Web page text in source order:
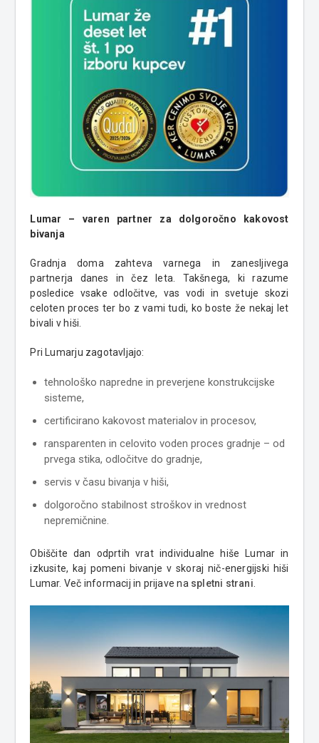
Lumar – varen partner za dolgoročno kakovost
bivanja
Gradnja doma zahteva varnega in zanesljivega
partnerja danes in čez leta. Takšnega, ki razume
posledice vsake odločitve, vas vodi in svetuje skozi
celoten proces ter bo z vami tudi, ko boste že nekaj let
bivali v hiši.
Pri Lumarju zagotavljajo:
tehnološko napredne in preverjene konstrukcijske
sisteme,
certificirano kakovost materialov in procesov,
ransparenten in celovito voden proces gradnje – od
prvega stika, odločitve do gradnje,
servis v času bivanja v hiši,
dolgoročno stabilnost stroškov in vrednost
nepremičnine.
Obiščite dan odprtih vrat individualne hiše Lumar in
izkusite, kaj pomeni bivanje v skoraj nič-energijski hiši
Lumar. Več informacij in prijave na spletni strani